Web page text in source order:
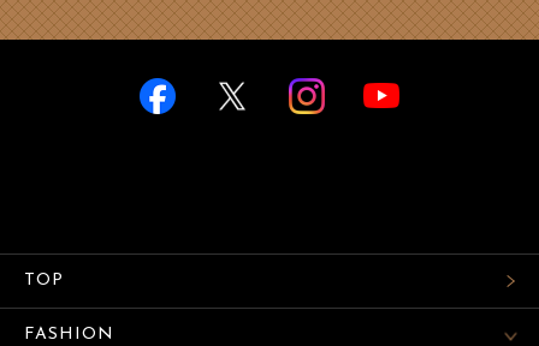
TOP
FASHION